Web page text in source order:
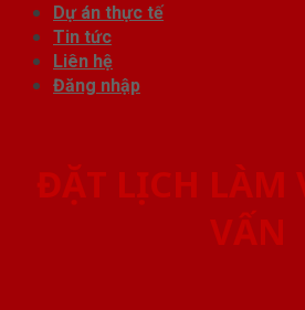
Dự án thực tế
Tin tức
Liên hệ
Đăng nhập
ĐẶT LỊCH LÀM
VẤN